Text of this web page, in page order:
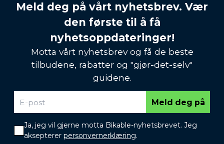
Meld deg på vårt nyhetsbrev. Vær
den første til å få
nyhetsoppdateringer!
Motta vårt nyhetsbrev og få de beste
tilbudene, rabatter og "gjør-det-selv"
guidene.
Meld deg på
Ja, jeg vil gjerne motta Bikable-nyhetsbrevet. Jeg
aksepterer personvernerklæring.